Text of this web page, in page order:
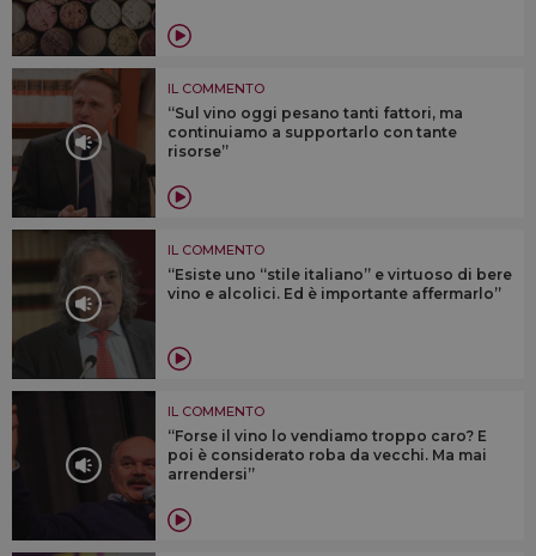
IL COMMENTO
“Sul vino oggi pesano tanti fattori, ma
continuiamo a supportarlo con tante
risorse”
IL COMMENTO
“Esiste uno “stile italiano” e virtuoso di bere
vino e alcolici. Ed è importante affermarlo”
IL COMMENTO
“Forse il vino lo vendiamo troppo caro? E
poi è considerato roba da vecchi. Ma mai
arrendersi”